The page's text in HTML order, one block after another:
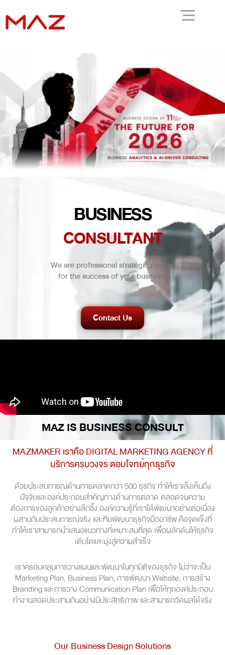
BUSINESS
CONSULTANT
We are professional strategic planner
for the success of your business.
Contact Us
MAZ IS BUSINESS CONSULT
MAZMAKER เราคือ DIGITAL MARKETING AGENCY ที่
บริการครบวงจร ตอบโจทย์ทุกธุรกิจ
ด้วยประสบการณ์ด้านการตลาดกว่า 500 ธุรกิจ ทำให้เราเล็งเห็นถึง
ปัจจัยและองค์ประกอบสำคัญทางด้านการตลาด ตลอดจนความ
ต้องการของลูกค้าอย่างลึกซึ้ง องค์ความรู้ที่เราได้พัฒนาอย่างต่อเนื่อง
ผสานกับประสบการณ์จริง และทีมพัฒนาธุรกิจมืออาชีพ คือจุดแข็งที่
ทำให้เราสามารถนำเสนอแนวทางที่เหมาะสมที่สุด เพื่อผลักดันให้ธุรกิจ
เติบโตและมุ่งสู่ความสำเร็จ
เราครอบคลุมการวางแผนและพัฒนาในทุกมิติของธุรกิจ ไม่ว่าจะเป็น
Marketing Plan, Business Plan, การพัฒนา Website, การสร้าง
Branding และการวาง Communication Plan เพื่อให้ทุกองค์ประกอบ
ทำงานสอดประสานกันอย่างมีประสิทธิภาพ และสามารถวัดผลได้จริง
Our Business Design Solutions